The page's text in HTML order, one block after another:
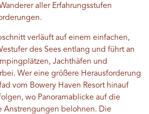
aller Erfahrungsstufen
verläuft auf einem einfachen,
des Sees entlang und führt an
Jachthäfen und
Wer eine größere Herausforderung
vom Bowery Haven Resort hinauf
wo Panoramablicke auf die
Anstrengungen belohnen. Die